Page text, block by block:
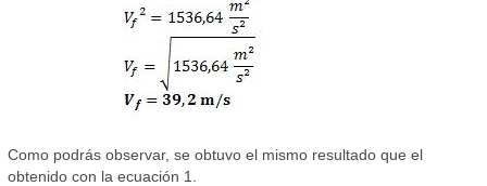
Como podrás observar, se obtuvo el mismo resultado que el
obtenido con la ecuación 1.